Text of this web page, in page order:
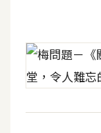
k
e
r